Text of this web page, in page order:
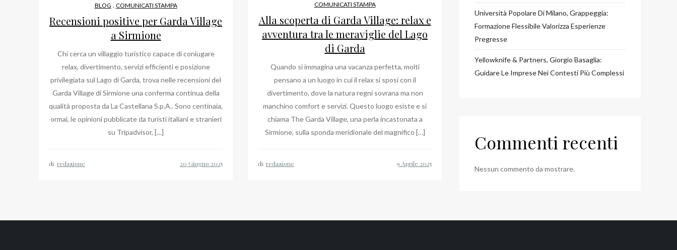
BLOG , COMUNICATI STAMPA
Recensioni positive per Garda Village
a Sirmione
Chi cerca un villaggio turistico capace di coniugare
relax, divertimento, servizi efficienti e posizione
privilegiata sul Lago di Garda, trova nelle recensioni del
Garda Village di Sirmione una conferma continua della
qualità proposta da La Castellana S.p.A.. Sono centinaia,
ormai, le opinioni pubblicate da turisti italiani e stranieri
su Tripadvisor, […]
di: redazione
COMUNICATI STAMPA
Alla scoperta di Garda Village: relax e
avventura tra le meraviglie del Lago
di Garda
Quando si immagina una vacanza perfetta, molti
pensano a un luogo in cui il relax si sposi con il
divertimento, dove la natura regni sovrana ma non
manchino comfort e servizi. Questo luogo esiste e si
chiama The Garda Village, una perla incastonata a
Sirmione, sulla sponda meridionale del magnifico […]
di: redazione
Università Popolare Di Milano, Grappeggia:
Formazione Flessibile Valorizza Esperienze
Pregresse
Yellowknife & Partners, Giorgio Basaglia:
Guidare Le Imprese Nei Contesti Più Complessi
Commenti recenti
Nessun commento da mostrare.